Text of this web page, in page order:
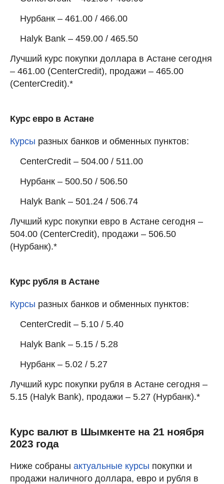
Нурбанк – 461.00 / 466.00
Halyk Bank – 459.00 / 465.50
Лучший курс покупки доллара в Астане сегодня
– 461.00 (CenterCredit), продажи – 465.00
(CenterCredit).*
Курс евро в Астане
Курсы разных банков и обменных пунктов:
CenterCredit – 504.00 / 511.00
Нурбанк – 500.50 / 506.50
Halyk Bank – 501.24 / 506.74
Лучший курс покупки евро в Астане сегодня –
504.00 (CenterCredit), продажи – 506.50
(Нурбанк).*
Курс рубля в Астане
Курсы разных банков и обменных пунктов:
CenterCredit – 5.10 / 5.40
Halyk Bank – 5.15 / 5.28
Нурбанк – 5.02 / 5.27
Лучший курс покупки рубля в Астане сегодня –
5.15 (Halyk Bank), продажи – 5.27 (Нурбанк).*
Курс валют в Шымкенте на 21 ноября
2023 года
Ниже собраны актуальные курсы покупки и
продажи наличного доллара, евро и рубля в